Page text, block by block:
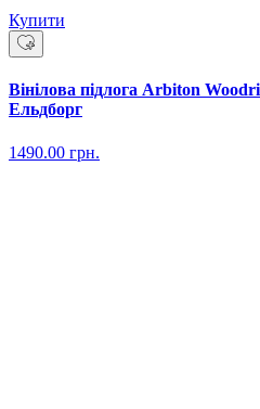
Купити
Вінілова підлога Arbiton
Ельдборг
1490.00 грн.